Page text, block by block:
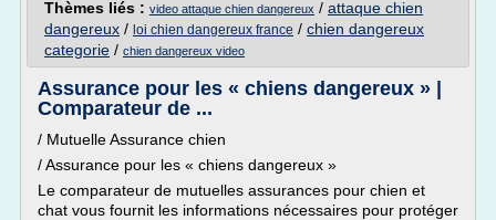
Thèmes liés : video attaque chien dangereux / attaque chien
dangereux / loi chien dangereux france / chien dangereux
categorie / chien dangereux video
Assurance pour les « chiens dangereux » |
Comparateur de ...
/ Mutuelle Assurance chien
/ Assurance pour les « chiens dangereux »
Le comparateur de mutuelles assurances pour chien et
chat vous fournit les informations nécessaires pour protéger